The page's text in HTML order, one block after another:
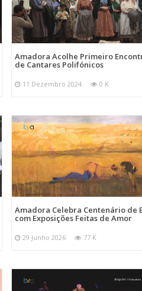
Amadora Acolhe Primeiro
de Cantares Polifónicos
11 Dezembro 2024 0 K
Amadora Celebra Centenário de
com Exposições Feitas de Amor
29 Junho 2026 77 K